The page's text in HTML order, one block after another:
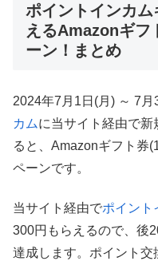
ポイントインカ
えるAmazonギフ
ーン！まとめ
2024年7月1日(月) ～ 7
カムに当サイト経由で
ると、Amazonギフト券
ペーンです。
当サイト経由でポイント
300円もらえるので、後
達成します。ポイント交